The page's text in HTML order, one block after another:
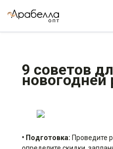
9 советов
• Подготовка: Проведите